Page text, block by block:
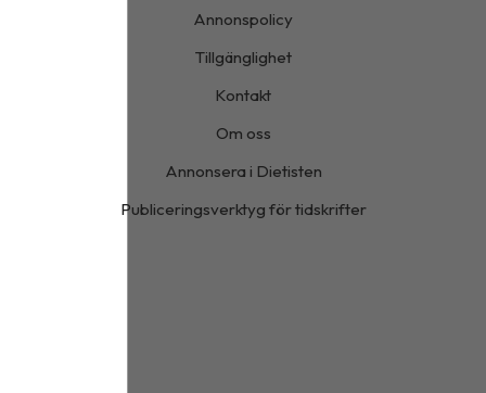
Annonspolicy
Tillgänglighet
Kontakt
Om oss
Annonsera i Dietisten
Publiceringsverktyg för tidskrifter